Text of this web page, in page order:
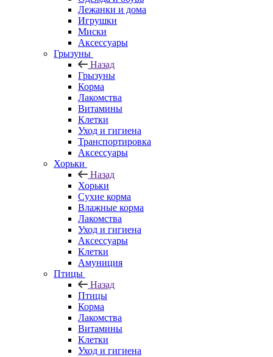
Лежанки и дома
Игрушки
Миски
Аксессуары
Грызуны
Назад
Грызуны
Корма
Лакомства
Витамины
Клетки
Уход и гигиена
Транспортировка
Аксессуары
Хорьки
Назад
Хорьки
Сухие корма
Влажные корма
Лакомства
Уход и гигиена
Аксессуары
Клетки
Амуниция
Птицы
Назад
Птицы
Корма
Лакомства
Витамины
Клетки
Уход и гигиена